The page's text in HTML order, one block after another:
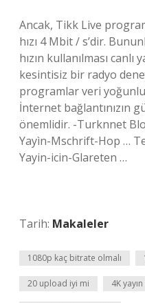
Ancak, Tikk Live
hızı 4 Mbit / s’dir.
hızın kullanılması canlı
kesintisiz bir radyo
programlar veri
İnternet bağlantınızın
önemlidir. -Turknnet
Yayìn-Mschrift-Hop …
Yayin-icin-Glareten …
Tarih: Makaleler
1080p kaç bitrate olmalı
20 upload iyi mi 4K